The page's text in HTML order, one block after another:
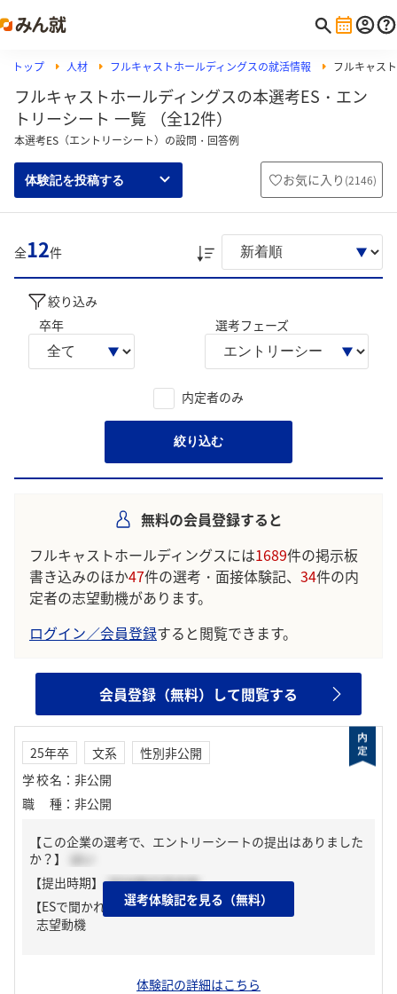
トップ 人材 フルキャストホールディングスの就活情報 フルキャス
フルキャストホールディングスの本選考ES・エン
トリーシート 一覧 （全12件）
本選考ES（エントリーシート）の設問・回答例
体験記を投稿する お気に入り (2146)
全12件
絞り込み
卒年
選考フェーズ
内定者のみ
絞り込む
無料の会員登録すると
フルキャストホールディングスには1689件の掲示板
書き込みのほか47件の選考・面接体験記、 34件の内
定者の志望動機があります。
ログイン／会員登録すると閲覧できます。
会員登録（無料）して閲覧する
25年卒 文系
性別非公開
学校名 ： 非公開
職種 ： 非公開
【この企業の選考で、エントリーシートの提出はありました
か？】
はい
【提出時期】 2024年03月中旬
【ESで聞かれた質問】
志望動機
体験記の詳細はこちら
選考体験記を見る（無料）